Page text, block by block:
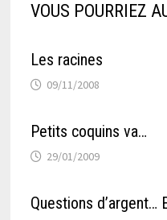
VOUS POURRIEZ
Les racines
09/11/2008
Petits coquins va…
29/01/2009
Questions d’argent…